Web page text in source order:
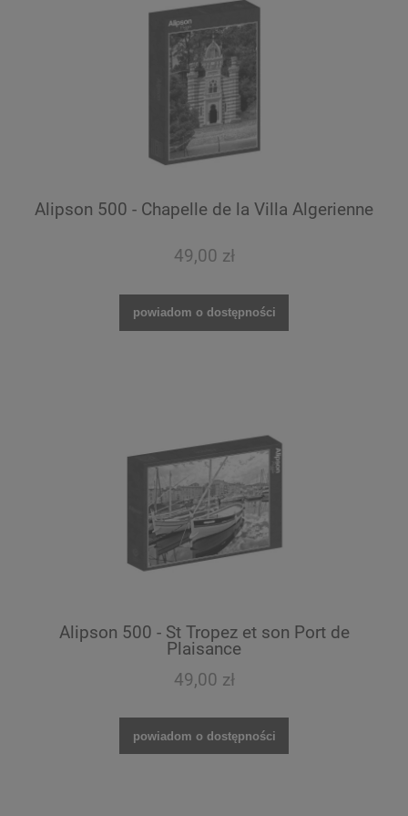
Alipson 500 - Chapelle de la Villa Algerienne
49,00 zł
powiadom o dostępności
Alipson 500 - St Tropez et son Port de
Plaisance
49,00 zł
powiadom o dostępności